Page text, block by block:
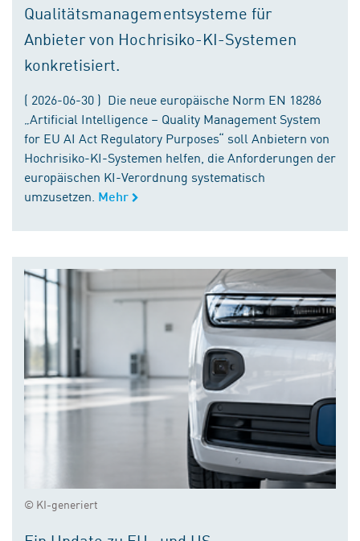
Qualitätsmanagementsysteme für
Anbieter von Hochrisiko-KI-Systemen
konkretisiert.
( 2026-06-30 ) Die neue europäische Norm EN 18286
„Artificial Intelligence – Quality Management System
for EU AI Act Regulatory Purposes“ soll Anbietern von
Hochrisiko-KI-Systemen helfen, die Anforderungen der
europäischen KI-Verordnung systematisch
umzusetzen. Mehr
© KI-generiert